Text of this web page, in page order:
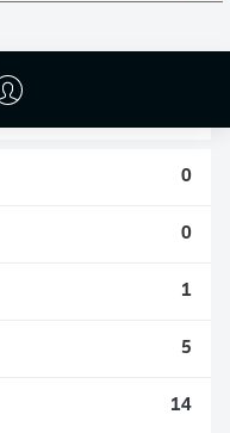
0
0
0
1
5
14